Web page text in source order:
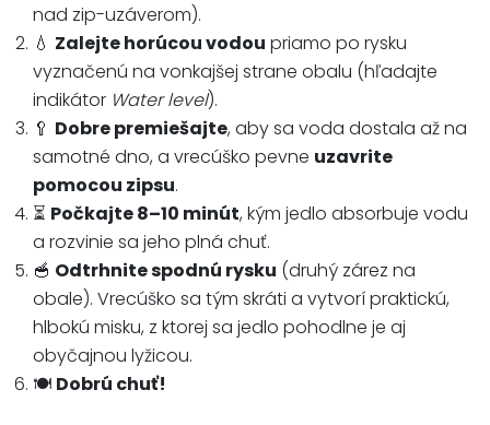
nad zip-uzáverom).
💧 Zalejte horúcou vodou priamo po rysku
vyznačenú na vonkajšej strane obalu (hľadajte
indikátor Water level).
🥄 Dobre premiešajte, aby sa voda dostala až na
samotné dno, a vrecúško pevne uzavrite
pomocou zipsu.
⏳ Počkajte 8–10 minút, kým jedlo absorbuje vodu
a rozvinie sa jeho plná chuť.
🥣 Odtrhnite spodnú rysku (druhý zárez na
obale). Vrecúško sa tým skráti a vytvorí praktickú,
hlbokú misku, z ktorej sa jedlo pohodlne je aj
obyčajnou lyžicou.
🍽️ Dobrú chuť!